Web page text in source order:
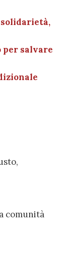
salvare
comunità